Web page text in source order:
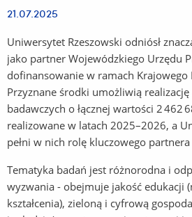
21.07.2025
Uniwersytet Rzeszowski odniósł
jako partner Wojewódzkiego Urzędu
dofinansowanie w ramach Krajowego
Przyznane środki umożliwią
badawczych o łącznej wartości 2 462
realizowane w latach 2025–2026, a
pełni w nich rolę kluczowego
Tematyka badań jest różnorodna i
wyzwania - obejmuje jakość edukacji
kształcenia), zieloną i cyfrową